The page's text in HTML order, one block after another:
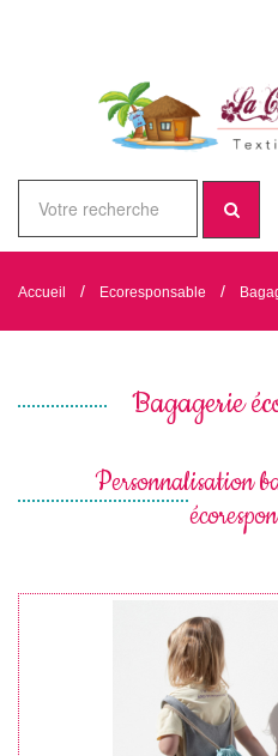
Accueil / Ecoresponsable /
Bagagerie
Personnalisation